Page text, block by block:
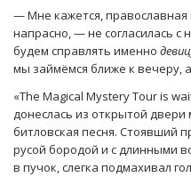
— Мне кажется,
напрасно, — не согласилась с
будем справлять именно
мы займёмся ближе к вечеру,
«The Magical Mystery Tour is
донеслась из открытой
битловская песня. Стоявший
русой бородой и с длинными
в пучок, слегка подмахивал